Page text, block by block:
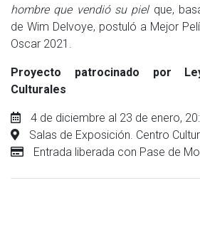
hombre que vendió su pielque,
de Wim Delvoye, postuló a Mejor
Oscar 2021.
Proyecto patrocinado por
Culturales
4 de diciembre al 23 de enero,
Salas de Exposición. Centro
Entrada liberada con Pase de